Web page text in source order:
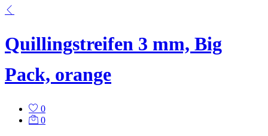
Quillingstreifen 3 mm, Big
Pack, orange
0
0